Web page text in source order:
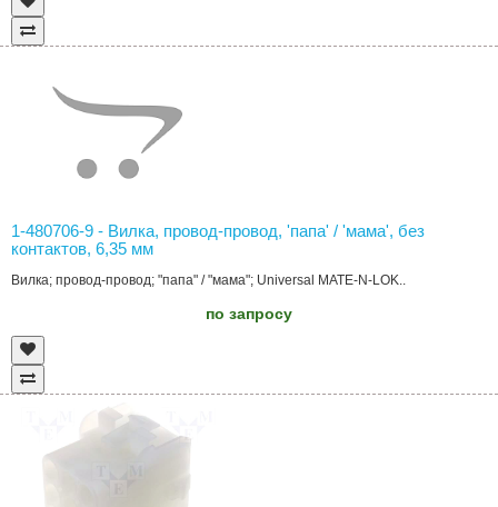
1-480706-9 - Вилка, провод-провод, 'папа' / 'мама', без
контактов, 6,35 мм
Вилка; провод-провод; "папа" / "мама"; Universal MATE-N-LOK..
по запросу